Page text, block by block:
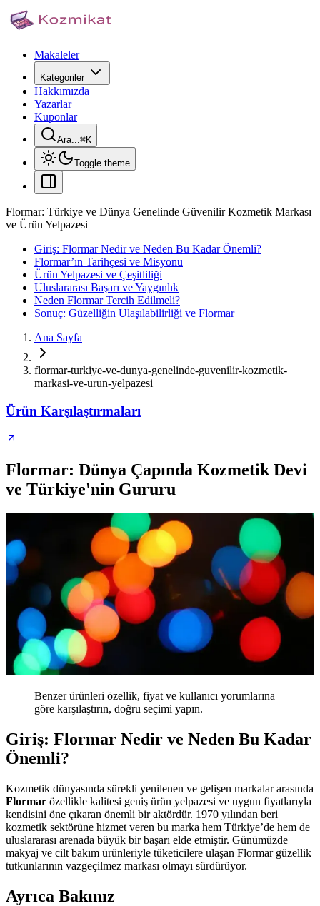
Makaleler
Kategoriler
Hakkımızda
Yazarlar
Kuponlar
Ara...⌘K
Toggle theme
Flormar: Türkiye ve Dünya Genelinde Güvenilir Kozmetik Markası
ve Ürün Yelpazesi
Giriş: Flormar Nedir ve Neden Bu Kadar Önemli?
Flormar’ın Tarihçesi ve Misyonu
Ürün Yelpazesi ve Çeşitliliği
Uluslararası Başarı ve Yaygınlık
Neden Flormar Tercih Edilmeli?
Sonuç: Güzelliğin Ulaşılabilirliği ve Flormar
Ana Sayfa
flormar-turkiye-ve-dunya-genelinde-guvenilir-kozmetik-
markasi-ve-urun-yelpazesi
Ürün Karşılaştırmaları
Flormar: Dünya Çapında Kozmetik Devi
ve Türkiye'nin Gururu
Benzer ürünleri özellik, fiyat ve kullanıcı yorumlarına
göre karşılaştırın, doğru seçimi yapın.
Giriş: Flormar Nedir ve Neden Bu Kadar
Önemli?
Kozmetik dünyasında sürekli yenilenen ve gelişen markalar arasında
Flormar özellikle kalitesi geniş ürün yelpazesi ve uygun fiyatlarıyla
kendisini öne çıkaran önemli bir aktördür. 1970 yılından beri
kozmetik sektörüne hizmet veren bu marka hem Türkiye’de hem de
uluslararası arenada büyük bir başarı elde etmiştir. Günümüzde
makyaj ve cilt bakım ürünleriyle tüketicilere ulaşan Flormar güzellik
tutkunlarının vazgeçilmez markası olmayı sürdürüyor.
Ayrıca Bakınız